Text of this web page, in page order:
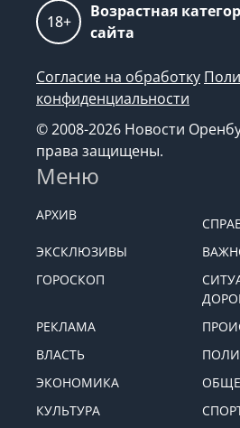
18+
Возрастная
сайта
Согласие на обработку
конфиденциальности
© 2008-2026 Новости
права защищены.
Меню
АРХИВ
ЭКСКЛЮЗИВЫ
ГОРОСКОП
РЕКЛАМА
ВЛАСТЬ
ЭКОНОМИКА
КУЛЬТУРА